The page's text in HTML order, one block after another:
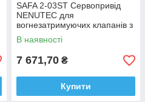
SAFA 2-03ST Сервопривід
NENUTEC для
вогнезатримуючих клапанів з
термодатчиком 3Nm 230v
В наявності
7 671,70 ₴
Купити